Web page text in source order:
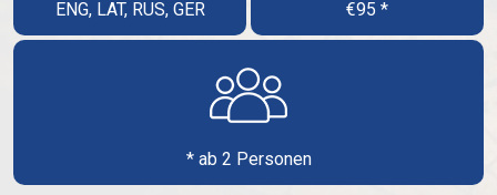
ENG, LAT, RUS, GER €95 *
* ab 2 Personen